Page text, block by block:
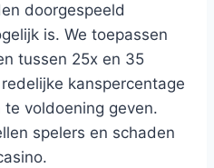
doorgespeeld
is. We toepassen
tussen 25x en 35
kanspercentage
voldoening geven.
spelers en schaden